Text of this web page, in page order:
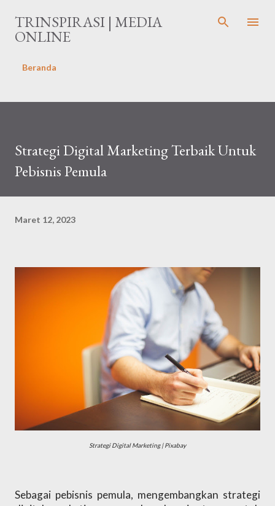
Langsung ke konten utama
TRINSPIRASI | MEDIA
ONLINE
Beranda
Strategi Digital Marketing Terbaik Untuk
Pebisnis Pemula
Maret 12, 2023
Strategi Digital Marketing | Pixabay
Sebagai pebisnis pemula, mengembangkan strategi